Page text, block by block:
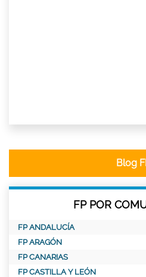
Blog
FP POR
FP ANDALUCÍA
FP ARAGÓN
FP CANARIAS
FP CASTILLA Y LEÓN